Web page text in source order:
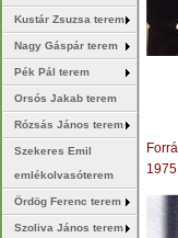
Kustár Zsuzsa terem
Nagy Gáspár terem
Pék Pál terem
Orsós Jakab terem
Rózsás János terem
Szekeres Emil
emlékolvasóterem
Ördög Ferenc terem
Szoliva János terem